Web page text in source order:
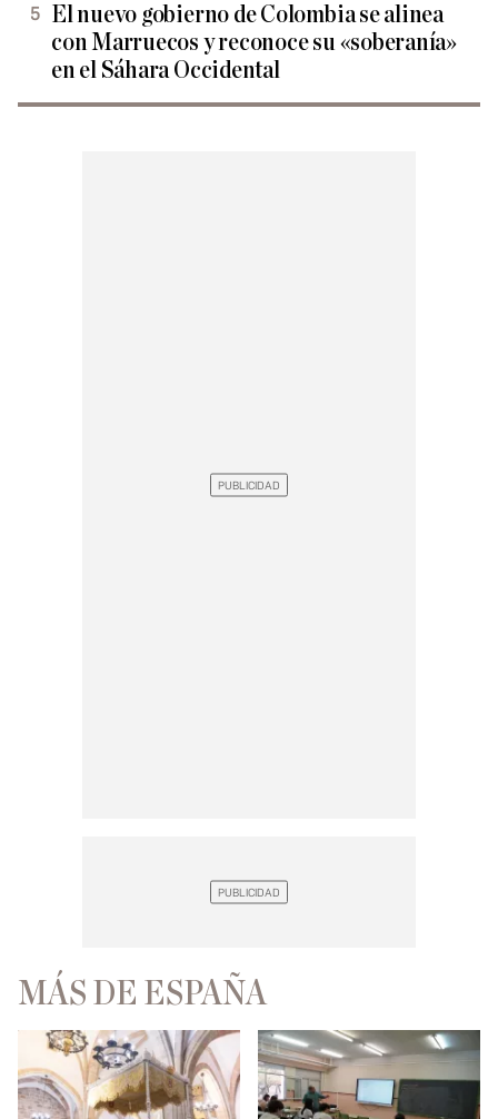
El nuevo gobierno de Colombia se alinea
con Marruecos y reconoce su «soberanía»
en el Sáhara Occidental
MÁS DE ESPAÑA